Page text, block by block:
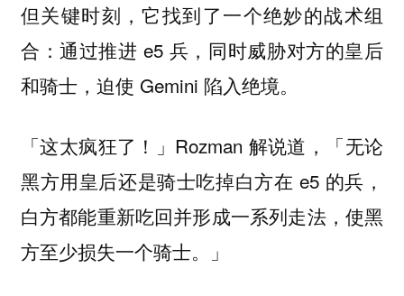
但关键时刻，它找到了一个绝妙的战术组
合：通过推进 e5 兵，同时威胁对方的皇后
和骑士，迫使 Gemini 陷入绝境。
「这太疯狂了！」Rozman 解说道，「无论
黑方用皇后还是骑士吃掉白方在 e5 的兵，
白方都能重新吃回并形成一系列走法，使黑
方至少损失一个骑士。」